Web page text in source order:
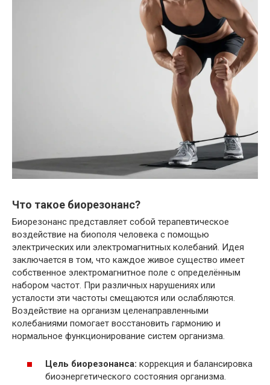
Что такое биорезонанс?
Биорезонанс представляет собой терапевтическое
воздействие на биополя человека с помощью
электрических или электромагнитных колебаний. Идея
заключается в том, что каждое живое существо имеет
собственное электромагнитное поле с определённым
набором частот. При различных нарушениях или
усталости эти частоты смещаются или ослабляются.
Воздействие на организм целенаправленными
колебаниями помогает восстановить гармонию и
нормальное функционирование систем организма.
Цель биорезонанса: коррекция и балансировка
биоэнергетического состояния организма.